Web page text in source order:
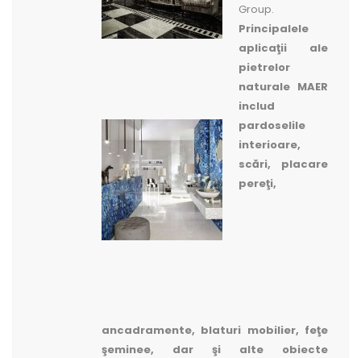
Group.
Principalele
aplicaţii ale
pietrelor
naturale MAER
includ
pardoselile
interioare,
scări, placare
pereţi,
ancadramente, blaturi mobilier, feţe
şeminee, dar şi alte obiecte